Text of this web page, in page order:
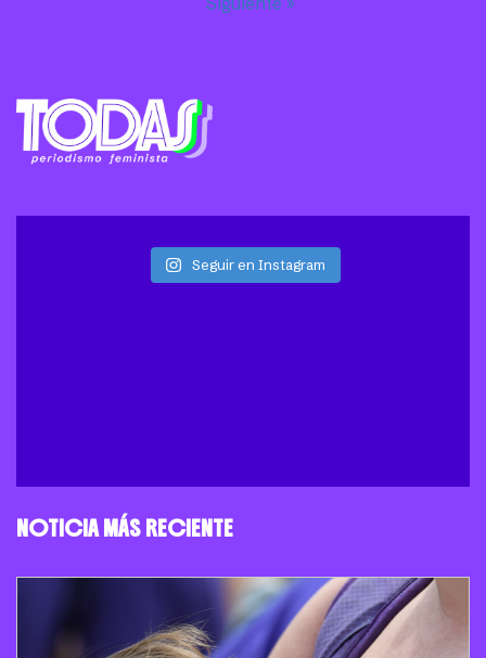
Seguir en Instagram
NOTICIA MÁS RECIENTE